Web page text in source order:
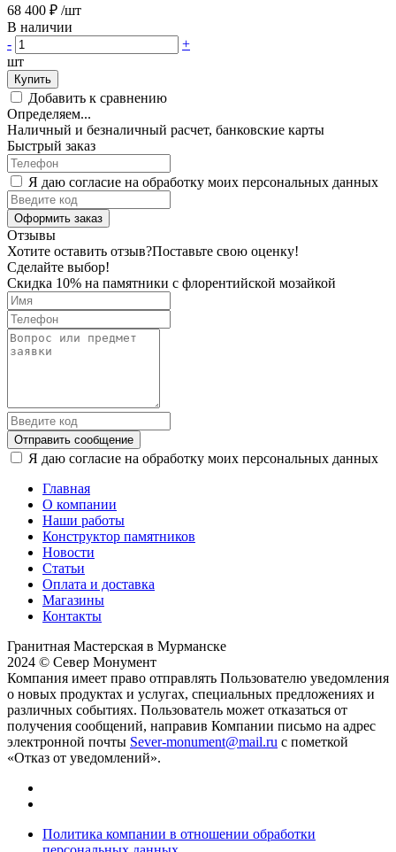
68 400 ₽ /шт
В наличии
-
+
шт
Купить
Добавить к сравнению
Определяем...
Наличный и безналичный расчет, банковские карты
Быстрый заказ
Я даю согласие на обработку моих персональных данных
Оформить заказ
Отзывы
Хотите оставить отзыв?Поставьте свою оценку!
Сделайте выбор!
Скидка 10% на памятники с флорентийской мозайкой
Отправить сообщение
Я даю согласие на обработку моих персональных данных
Главная
О компании
Наши работы
Конструктор памятников
Новости
Статьи
Оплата и доставка
Магазины
Контакты
Гранитная Мастерская в Мурманске
2024 © Север Монумент
Компания имеет право отправлять Пользователю уведомления
о новых продуктах и услугах, специальных предложениях и
различных событиях. Пользователь может отказаться от
получения сообщений, направив Компании письмо на адрес
электронной почты Sever-monument@mail.ru с пометкой
«Отказ от уведомлений».
Политика компании в отношении обработки